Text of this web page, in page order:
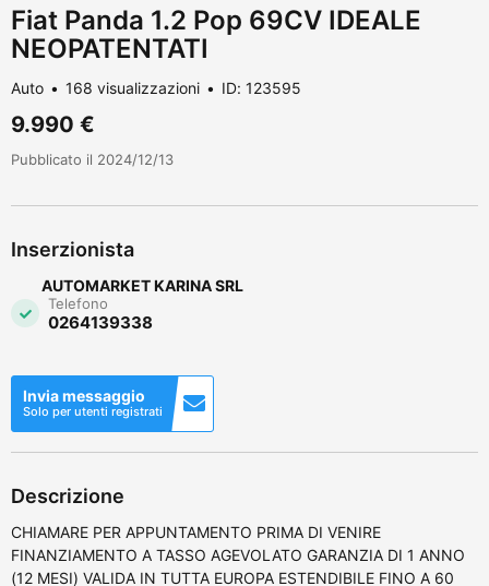
Fiat Panda 1.2 Pop 69CV IDEALE
NEOPATENTATI
Auto 168 visualizzazioni ID: 123595
9.990 €
Pubblicato il 2024/12/13
Inserzionista
AUTOMARKET KARINA SRL
Telefono
0264139338
Invia messaggio
Solo per utenti registrati
Descrizione
CHIAMARE PER APPUNTAMENTO PRIMA DI VENIRE
FINANZIAMENTO A TASSO AGEVOLATO GARANZIA DI 1 ANNO
(12 MESI) VALIDA IN TUTTA EUROPA ESTENDIBILE FINO A 60